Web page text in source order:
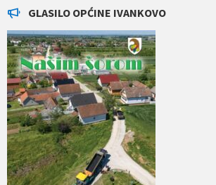
GLASILO OPĆINE IVANKOVO